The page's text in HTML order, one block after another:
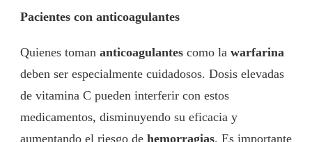
Pacientes con anticoagulantes
Quienes toman anticoagulantes como la warfarina
deben ser especialmente cuidadosos. Dosis elevadas
de vitamina C pueden interferir con estos
medicamentos, disminuyendo su eficacia y
aumentando el riesgo de hemorragias. Es importante